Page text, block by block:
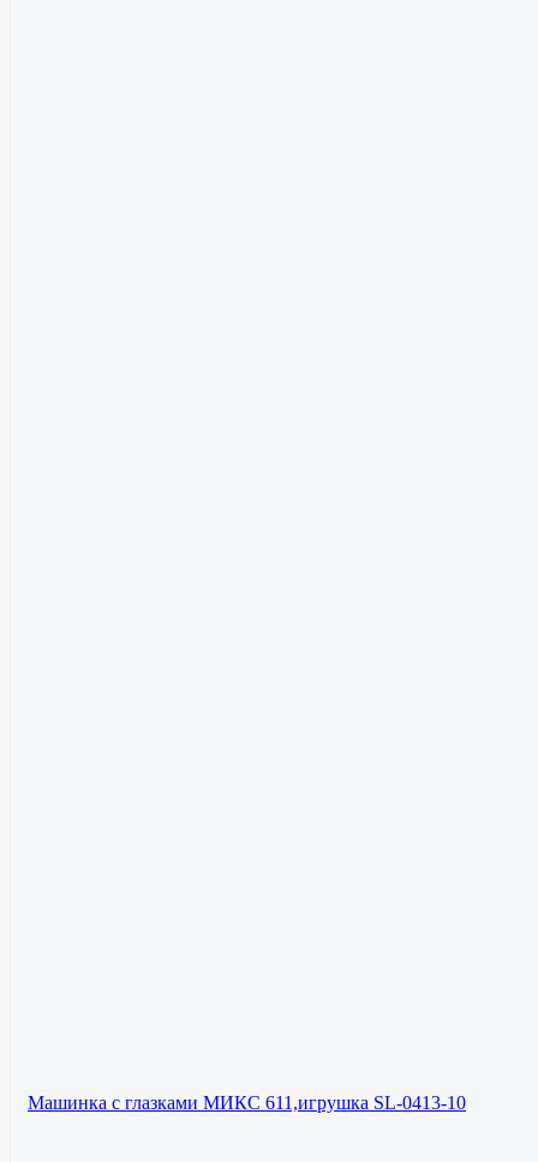
Машинка с глазками МИКС 611,игрушка SL-0413-10